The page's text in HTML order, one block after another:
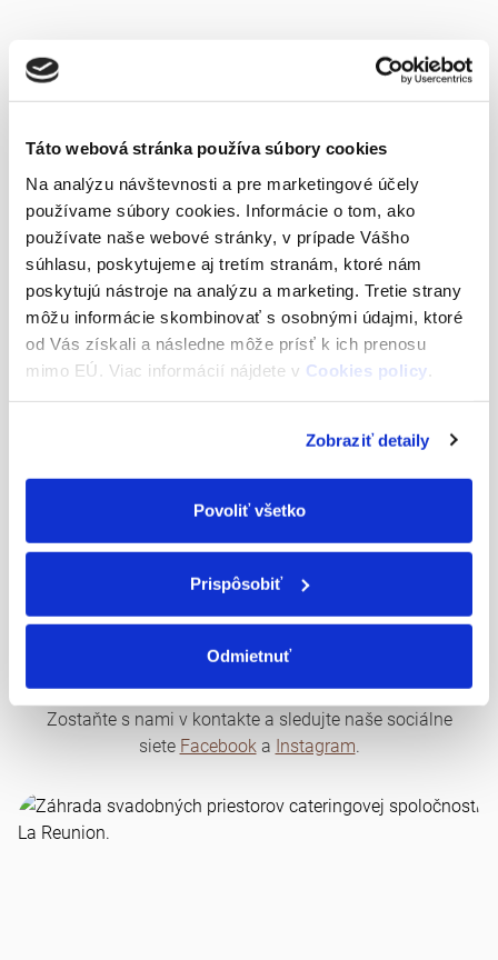
Táto webová stránka používa súbory cookies
Na analýzu návštevnosti a pre marketingové účely
používame súbory cookies. Informácie o tom, ako
používate naše webové stránky, v prípade Vášho
súhlasu, poskytujeme aj tretím stranám, ktoré nám
poskytujú nástroje na analýzu a marketing. Tretie strany
môžu informácie skombinovať s osobnými údajmi, ktoré
od Vás získali a následne môže prísť k ich prenosu
mimo EÚ. Viac informácií nájdete v Cookies policy
Zobraziť detaily
Povoliť všetko
Prispôsobiť
Odmietnuť
Ubytovanie & Priestory na
oslavu, firemnú akciu, svadbu
Pre väčšie pohodlie vás aj vašich hostí poskytujeme aj
Ružindole a 9 lôžok v Penzióne Zemiansky dvor v
Šúrovciach, ktoré sú vám plne k dispozícii.
Zostaňte s nami v kontakte a sledujte naše sociálne
siete Facebooka Instagram.